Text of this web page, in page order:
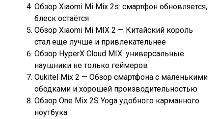
Обзор Xiaomi Mi Mix 2s: смартфон обновляется,
блеск остаётся
Обзор Xiaomi Mi MIX 2 — Китайский король
стал ещё лучше и привлекательнее
Обзор HyperX Cloud MIX: универсальные
наушники не только геймеров
Oukitel Mix 2 — Обзор смартфона с маленькими
ободками и хорошей производительностью
Обзор One Mix 2S Yoga удобного карманного
ноутбука